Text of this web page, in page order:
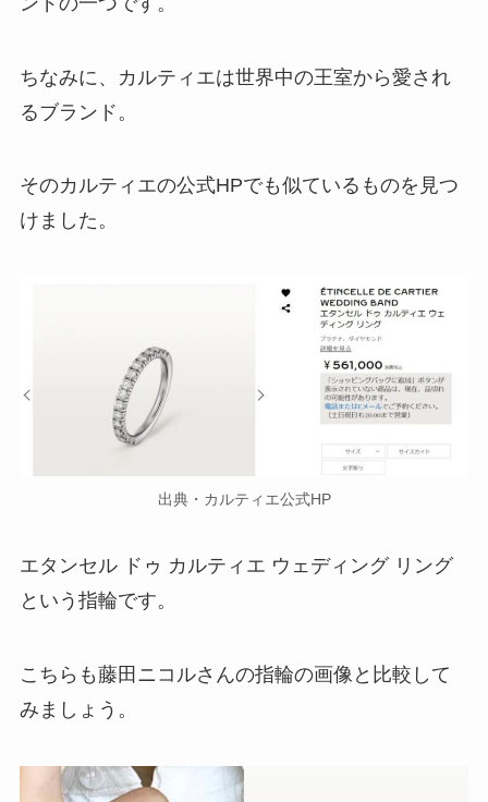
ちなみに、カルティエは世界中の王室から愛され
るブランド。
そのカルティエの公式HPでも似ているものを見つ
けました。
出典・カルティエ公式HP
エタンセル ドゥ カルティエ ウェディング リング
という指輪です。
こちらも藤田ニコルさんの指輪の画像と比較して
みましょう。